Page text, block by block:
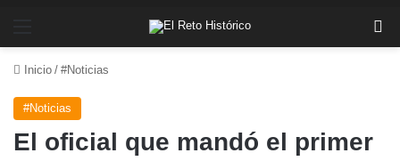
Inicio / #Noticias
#Noticias
El oficial que mandó el primer